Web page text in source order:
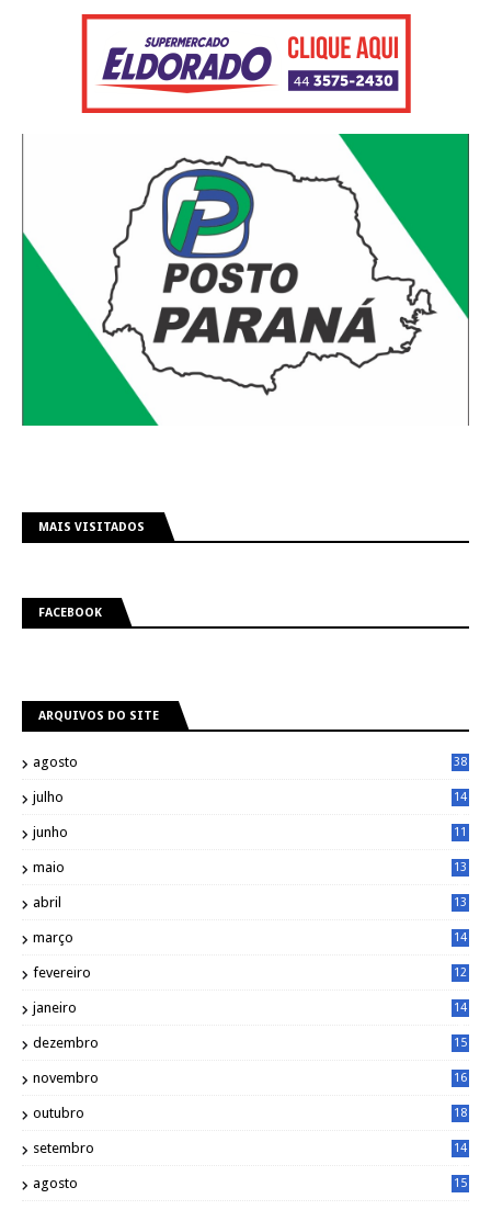
MAIS VISITADOS
FACEBOOK
ARQUIVOS DO SITE
agosto 38
julho
14
junho
11
maio
13
abril
13
março
14
fevereiro
12
janeiro
14
dezembro
15
novembro
16
outubro
18
setembro
14
agosto
15